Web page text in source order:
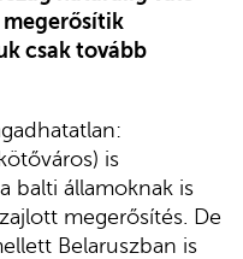
megerősítik
csak tovább
is
balti államoknak is
megerősítés. De
Belaruszban is